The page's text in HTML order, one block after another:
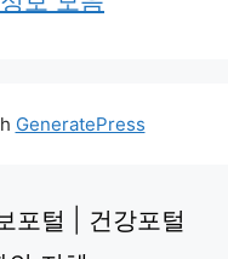
GeneratePress
포털
건강포털